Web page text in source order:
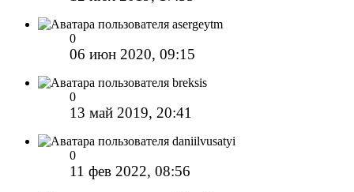
asergeytm
0
06 июн 2020, 09:15
breksis
0
13 май 2019, 20:41
daniilvusatyi
0
11 фев 2022, 08:56